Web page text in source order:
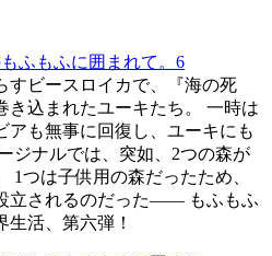
ふもふに囲まれて。6
すビースロイカで、『海の死
き込まれたユーキたち。 一時は
アも無事に回復し、ユーキにも
ジナルでは、突如、2つの森が
1つは子供用の森だったため、
立されるのだった―― もふもふ
生活、第六弾！